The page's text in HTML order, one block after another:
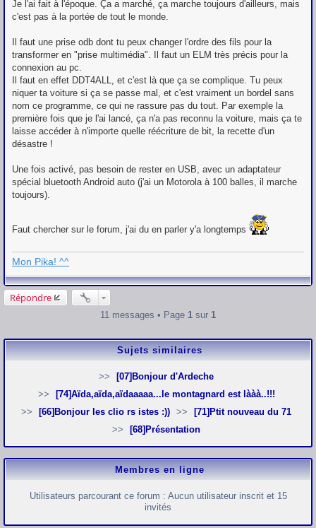
s
g
e
Je l'ai fait à l'époque. Ça a marché, ça marche toujours d'ailleurs, mais
c'est pas à la portée de tout le monde.
Il faut une prise odb dont tu peux changer l'ordre des fils pour la
transformer en "prise multimédia". Il faut un ELM très précis pour la
connexion au pc.
Il faut en effet DDT4ALL, et c'est là que ça se complique. Tu peux
niquer ta voiture si ça se passe mal, et c'est vraiment un bordel sans
nom ce programme, ce qui ne rassure pas du tout. Par exemple la
première fois que je l'ai lancé, ça n'a pas reconnu la voiture, mais ça te
laisse accéder à n'importe quelle réécriture de bit, la recette d'un
désastre !
Une fois activé, pas besoin de rester en USB, avec un adaptateur
spécial bluetooth Android auto (j'ai un Motorola à 100 balles, il marche
toujours).
Faut chercher sur le forum, j'ai du en parler y'a longtemps
Mon Pika! ^^
Répondre
11 messages • Page 1 sur 1
Sujets similaires
[07]Bonjour d'Ardeche
[74]Aïda,aïda,aïdaaaaa...le montagnard est lààà..!!!
[66]Bonjour les clio rs istes :))
[71]Ptit nouveau du 71
[68]Présentation
Membres en ligne
Utilisateurs parcourant ce forum : Aucun utilisateur inscrit et 15
invités